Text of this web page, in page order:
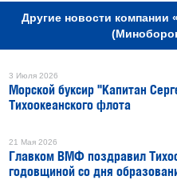
Другие новости
3 Июля 2026
Морской буксир "Капитан
Тихоокеанского флота
21 Мая 2026
Главком ВМФ поздравил
годовщиной со дня